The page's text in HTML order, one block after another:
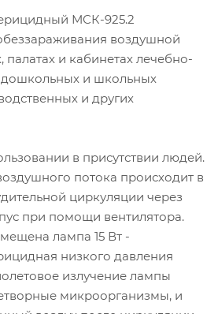
МСК-925.2
воздушной
палатах и кабинетах лечебно-
дошкольных и школьных
и других
в присутствии людей.
потока происходит в
циркуляции через
при помощи вентилятора.
лампа 15 Вт -
низкого давления
излучение лампы
микроорганизмы, и